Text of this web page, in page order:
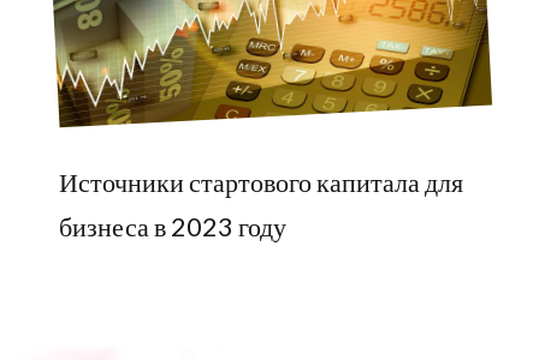
Источники стартового капитала для
бизнеса в 2023 году